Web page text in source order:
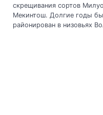
скрещивания сортов
Мекинтош. Долгие годы
районирован в низовьях